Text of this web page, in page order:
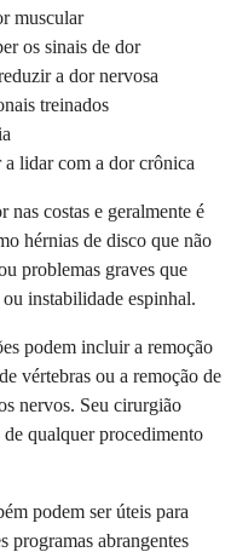
muscular
os sinais de dor
a dor nervosa
treinados
lidar com a dor crônica
nas costas e geralmente é
hérnias de disco que não
problemas graves que
instabilidade espinhal.
podem incluir a remoção
vértebras ou a remoção de
nervos. Seu cirurgião
qualquer procedimento
podem ser úteis para
programas abrangentes